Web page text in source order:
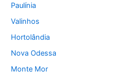
Paulínia
Valinhos
Hortolândia
Nova Odessa
Monte Mor